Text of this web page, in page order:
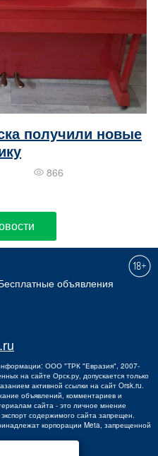
получили новые
866
объявления
ООО "ТРК "Евразия", 2007-
на сайте Орск.ру, допускается только
активной ссылки на сайт Orsk.ru.
объявлений, комментариев и
сайта - это личное мнение
содержимого сайта запрещен.
корпорации Meta, запрещенной